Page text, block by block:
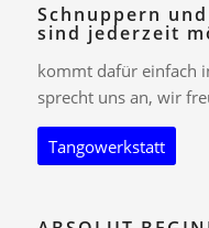
Schnuppern
sind jederzeit
kommt dafür einfach
sprecht uns an, wir
Tangowerkstatt